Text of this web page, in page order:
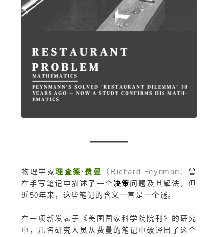
物理学家理查德·费曼 （Richard Feynman） 曾
在手写笔记中描述了一个决策问题及其解法，但
近50年来，这些笔记的含义一直是一个谜。
在一项新发表于《美国国家科学院院刊》的研究
中，几名研究人员 从费曼的笔记中破译出了这个